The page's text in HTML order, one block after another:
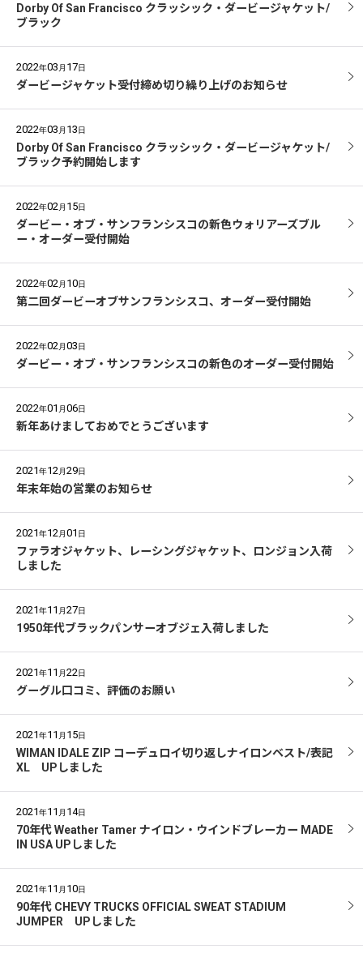
Dorby Of San Francisco クラッシック・ダービージャケット/
ブラック
2022年03 月 17日
ダービージャケット受付締め切り繰り上げのお知らせ
2022年03 月 13日
Dorby Of San Francisco クラッシック・ダービージャケット/
ブラック予約開始します
2022年02 月 15日
ダービー・オブ・サンフランシスコの新色ウォリアーズブル
ー・オーダー受付開始
2022年02 月 10日
第二回ダービーオブサンフランシスコ、オーダー受付開始
2022年02 月03日
ダービー・オブ・サンフランシスコの新色のオーダー受付開始
2022年01 月06日
新年あけましておめでとうございます
2021年12 月29日
年末年始の営業のお知らせ
2021年12 月01 日
ファラオジャケット、レーシングジャケット、ロンジョン入荷
しました
2021年11 月27日
1950年代ブラックパンサーオブジェ入荷しました
2021年11 月22日
グーグル口コミ、評価のお願い
2021年11 月 15日
WIMAN IDALE ZIP コーデュロイ切り返しナイロンベスト/表記
XL UPしました
2021年11 月 14日
70年代 Weather Tamer ナイロン・ウインドブレーカー MADE
IN USA UPしました
2021年11 月 10日
90年代 CHEVY TRUCKS OFFICIAL SWEAT STADIUM
JUMPER UPしました